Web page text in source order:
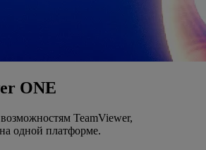
ONE
TeamViewer,
одной платформе.